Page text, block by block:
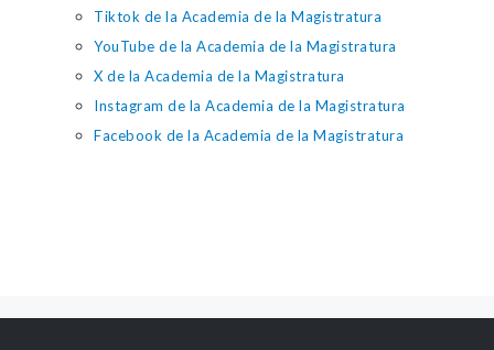
Tiktok de la Academia de la Magistratura
YouTube de la Academia de la Magistratura
X de la Academia de la Magistratura
Instagram de la Academia de la Magistratura
Facebook de la Academia de la Magistratura